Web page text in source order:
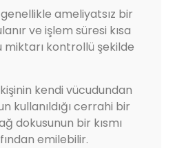
ameliyatsız bir
ve işlem süresi kısa
miktarı kontrollü şekilde
kendi vücudundan
kullanıldığı cerrahi bir
dokusunun bir kısmı
emilebilir.